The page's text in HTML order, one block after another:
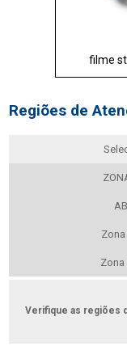
filme
Regiões de
Zona
Verifique as regiões